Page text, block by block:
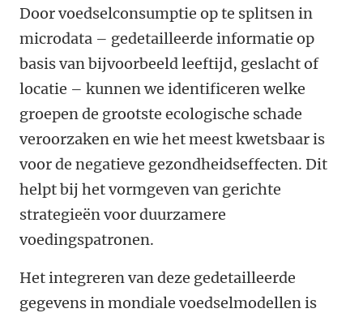
Door voedselconsumptie op te splitsen in
microdata – gedetailleerde informatie op
basis van bijvoorbeeld leeftijd, geslacht of
locatie – kunnen we identificeren welke
groepen de grootste ecologische schade
veroorzaken en wie het meest kwetsbaar is
voor de negatieve gezondheidseffecten. Dit
helpt bij het vormgeven van gerichte
strategieën voor duurzamere
voedingspatronen.
Het integreren van deze gedetailleerde
gegevens in mondiale voedselmodellen is